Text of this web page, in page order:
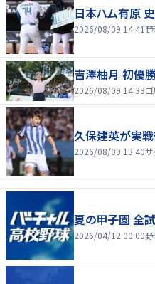
日本ハム有原
2026/08/09 14:41
吉澤柚月 初優
2026/08/09 14:33
久保建英が実
2026/08/09 13:40サ
夏の甲子園 全
2026/04/12 00:00